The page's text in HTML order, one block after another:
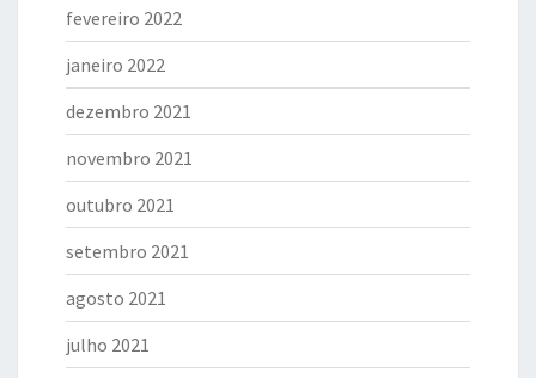
fevereiro 2022
janeiro 2022
dezembro 2021
novembro 2021
outubro 2021
setembro 2021
agosto 2021
julho 2021